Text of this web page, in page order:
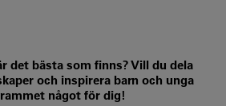
det bästa som finns? Vill du dela
och inspirera barn och unga
något för dig!